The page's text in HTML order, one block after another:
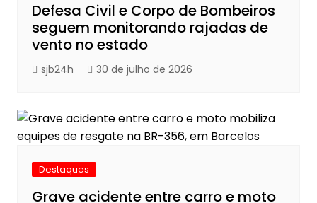
Defesa Civil e Corpo de Bombeiros
seguem monitorando rajadas de
vento no estado
sjb24h 30 de julho de 2026
Destaques
Grave acidente entre carro e moto